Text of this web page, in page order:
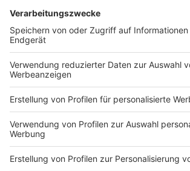
DEINE GEMERKTEN ARTIKEL
Du hast dir noch keine Artikel gemerkt
Markiere sie hierfür mit einem